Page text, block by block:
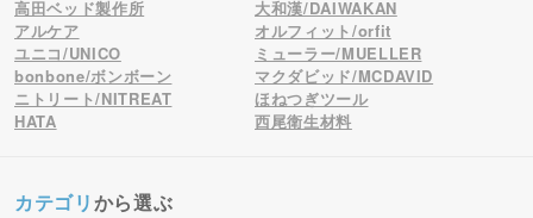
高田ベッド製作所
大和漢/DAIWAKAN
アルケア
オルフィット/orfit
ユニコ/UNICO
ミューラー/MUELLER
bonbone/ボンボーン
マクダビッド/MCDAVID
ニトリート/NITREAT
ほねつぎツール
HATA
西尾衛生材料
カテゴリから選ぶ